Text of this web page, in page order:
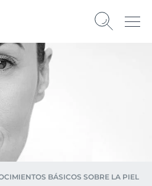
BÁSICOS SOBRE LA PIEL